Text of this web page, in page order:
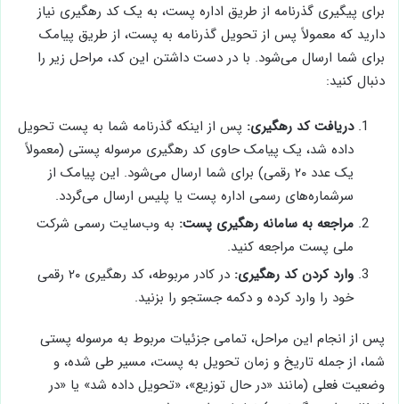
برای پیگیری گذرنامه از طریق اداره پست، به یک کد رهگیری نیاز
دارید که معمولاً پس از تحویل گذرنامه به پست، از طریق پیامک
برای شما ارسال می‌شود. با در دست داشتن این کد، مراحل زیر را
دنبال کنید:
دریافت کد رهگیری: پس از اینکه گذرنامه شما به پست تحویل
داده شد، یک پیامک حاوی کد رهگیری مرسوله پستی (معمولاً
یک عدد ۲۰ رقمی) برای شما ارسال می‌شود. این پیامک از
سرشماره‌های رسمی اداره پست یا پلیس ارسال می‌گردد.
مراجعه به سامانه رهگیری پست: به وب‌سایت رسمی شرکت
ملی پست مراجعه کنید.
وارد کردن کد رهگیری:
در کادر مربوطه، کد رهگیری ۲۰ رقمی
خود را وارد کرده و دکمه جستجو را بزنید.
پس از انجام این مراحل، تمامی جزئیات مربوط به مرسوله پستی
شما، از جمله تاریخ و زمان تحویل به پست، مسیر طی شده، و
وضعیت فعلی (مانند «در حال توزیع»، «تحویل داده شد» یا «در